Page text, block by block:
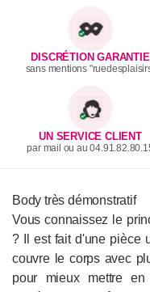
DISCRÉTION GARANTIE
sans mentions
UN SERVICE CLIENT
par mail ou au
Body très démonstratif
Vous connaissez le
? Il est fait d'une pièce
couvre le corps avec
pour mieux mettre